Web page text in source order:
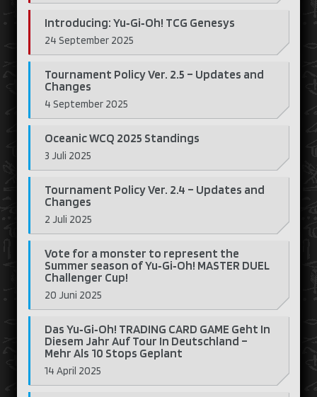
Introducing: Yu‑Gi‑Oh! TCG Genesys
24 September 2025
Tournament Policy Ver. 2.5 – Updates and
Changes
4 September 2025
Oceanic WCQ 2025 Standings
3 Juli 2025
Tournament Policy Ver. 2.4 – Updates and
Changes
2 Juli 2025
Vote for a monster to represent the
Summer season of Yu‑Gi‑Oh! MASTER DUEL
Challenger Cup!
20 Juni 2025
Das Yu‑Gi‑Oh! TRADING CARD GAME Geht In
Diesem Jahr Auf Tour In Deutschland –
Mehr Als 10 Stops Geplant
14 April 2025